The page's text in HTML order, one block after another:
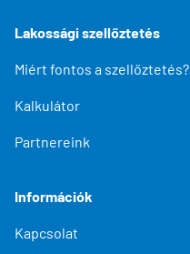
Lakossági szellőztetés
Miért fontos a szellőztetés?
Kalkulátor
Partnereink
Információk
Kapcsolat